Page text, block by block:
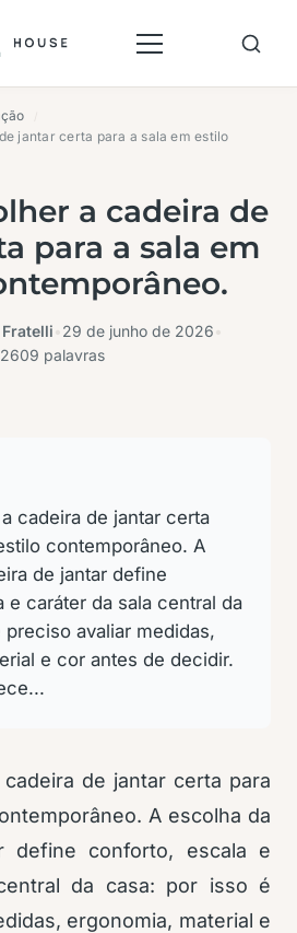
jantar certa para a sala em estilo
a cadeira de
para a sala em
29 de junho de 2026
2609 palavras
cadeira de jantar certa
contemporâneo. A
de jantar define
e caráter da sala central da
avaliar medidas,
e cor antes de decidir.
de jantar certa para
A escolha da
define conforto, escala e
da casa: por isso é
ergonomia, material e